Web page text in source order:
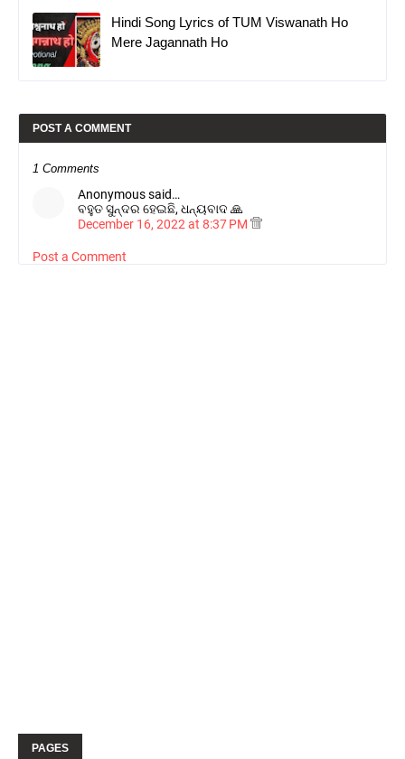
Hindi Song Lyrics of TUM Viswanath Ho
Mere Jagannath Ho
POST A COMMENT
1 Comments
Anonymous said…
ବହୁତ ସୁନ୍ଦର ହେଇଛି, ଧନ୍ୟବାଦ 🙏
December 16, 2022 at 8:37 PM
Post a Comment
PAGES